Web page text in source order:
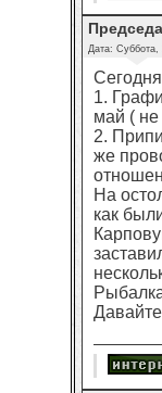
Дата:
1.
май ( не
2.
же
На
как